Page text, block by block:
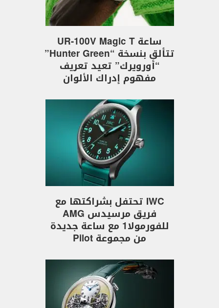
ساعة UR-100V Magic T
تتألق بنسخة “Hunter Green”
“أورويرك” تعيد تعريف
مفهوم إدراك الألوان
IWC تحتفل بشراكتها مع
فريق مرسيدس AMG
للفورمولا1 مع ساعة جديدة
من مجموعة Pilot